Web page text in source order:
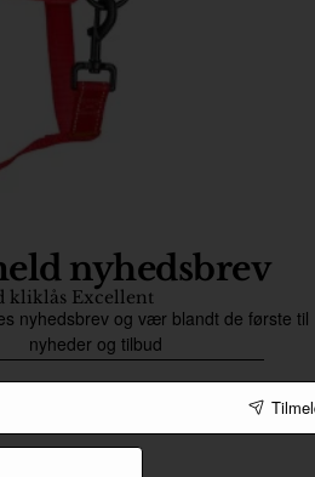
nyhedsbrev
nyhedsbrev og vær blandt de første til
nyheder og tilbud
kliklås Excellent